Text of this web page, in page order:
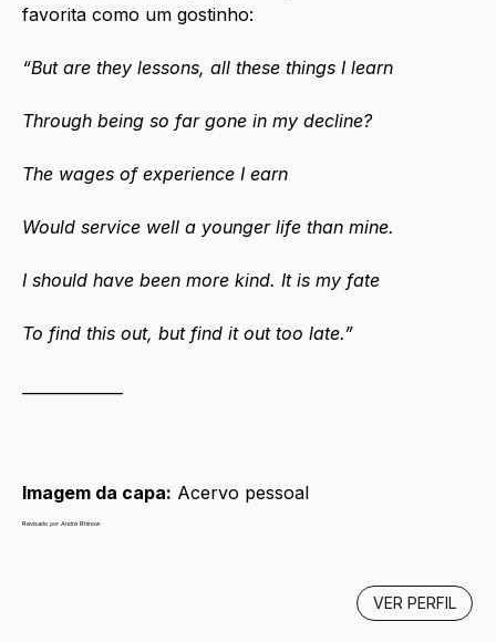
favorita como um gostinho:
“But are they lessons, all these things I learn
Through being so far gone in my decline?
The wages of experience I earn
Would service well a younger life than mine.
I should have been more kind. It is my fate
To find this out, but find it out too late.”
Imagem da capa: Acervo pessoal
Revisado por André Rhinow
VER PERFIL